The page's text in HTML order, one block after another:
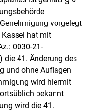
vorgelegt
Kassel hat mit
0030-21-
die 41. Änderung des
und ohne Auflagen
wird hiermit
bekannt
wird die 41.